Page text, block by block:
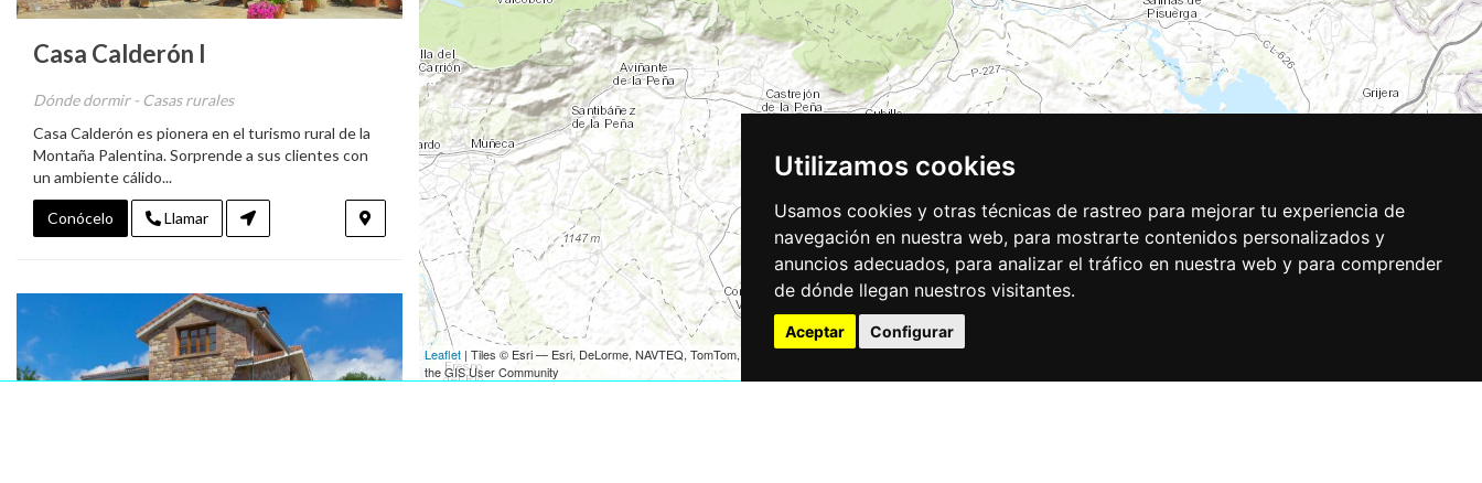
Utilizamos cookies
Usamos cookies y otras técnicas de rastreo para mejorar tu experiencia de
navegación en nuestra web, para mostrarte contenidos personalizados y
anuncios adecuados, para analizar el tráfico en nuestra web y para comprender
de dónde llegan nuestros visitantes.
Aceptar Configurar
Casa Calderón I
Dónde dormir - Casas rurales
Casa Calderón es pionera en el turismo rural de la
Montaña Palentina. Sorprende a sus clientes con
un ambiente cálido...
Conócelo Llamar
Leaflet | Tiles © Esri — Esri, DeLorme, NAVTEQ, TomTom, Intermap, iPC, USGS, FAO, NPS, NRCAN, GeoBase, Kadaster NL, Ordnance Survey, Esri Japan, METI, Esri China (Hong Kong), and
the GIS User Community